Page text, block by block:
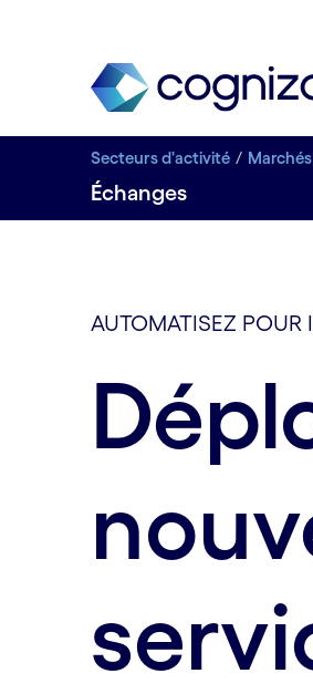
Secteurs d'activité
Échanges
AUTOMATISEZ POUR